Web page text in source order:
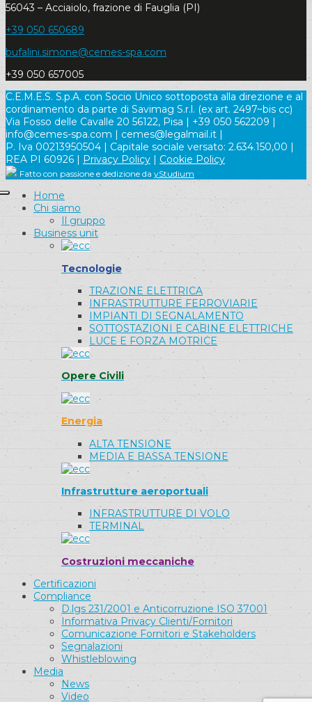
56043 – Acciaiolo, frazione di Fauglia (PI)
+39 050 650689
bufalini.simone@cemes-spa.com
+39 050 657005
C.E.M.E.S. S.p.A. con Socio Unico sottoposta alla direzione e al
cordinamento da parte di Savimag S.r.l. (ex art. 2497~bis cc)
Via Fosso delle Cavalle 20 56122, Pisa | +39 050 562209 |
info@cemes-spa.com | cemes@legalmail.it |
P. Iva 00213950504 | Capitale sociale versato: 2.634.150,00 |
REA PI 60926 | Privacy Policy | Cookie Policy
Fatto con passione e dedizione da yStudium
Home
Chi siamo
Il gruppo
Business unit
Tecnologie
TRAZIONE ELETTRICA
INFRASTRUTTURE FERROVIARIE
IMPIANTI DI SEGNALAMENTO
SOTTOSTAZIONI E CABINE ELETTRICHE
LUCE E FORZA MOTRICE
Opere Civili
Energia
ALTA TENSIONE
MEDIA E BASSA TENSIONE
Infrastrutture aeroportuali
INFRASTRUTTURE DI VOLO
TERMINAL
Costruzioni meccaniche
Certificazioni
Compliance
D.lgs 231/2001 e Anticorruzione ISO 37001
Informativa Privacy Clienti/Fornitori
Comunicazione Fornitori e Stakeholders
Segnalazioni
Whistleblowing
Media
News
Video